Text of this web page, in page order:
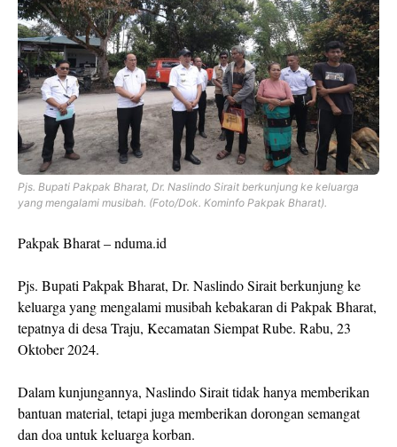
Pjs. Bupati Pakpak Bharat, Dr. Naslindo Sirait berkunjung ke keluarga
yang mengalami musibah. (Foto/Dok. Kominfo Pakpak Bharat).
Pakpak Bharat – nduma.id
Pjs. Bupati Pakpak Bharat, Dr. Naslindo Sirait berkunjung ke
keluarga yang mengalami musibah kebakaran di Pakpak Bharat,
tepatnya di desa Traju, Kecamatan Siempat Rube. Rabu, 23
Oktober 2024.
Dalam kunjungannya, Naslindo Sirait tidak hanya memberikan
bantuan material, tetapi juga memberikan dorongan semangat
dan doa untuk keluarga korban.